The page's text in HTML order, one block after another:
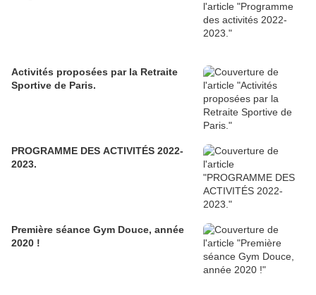
Activités proposées par la Retraite
Sportive de Paris.
PROGRAMME DES ACTIVITÉS 2022-
2023.
Première séance Gym Douce, année
2020 !